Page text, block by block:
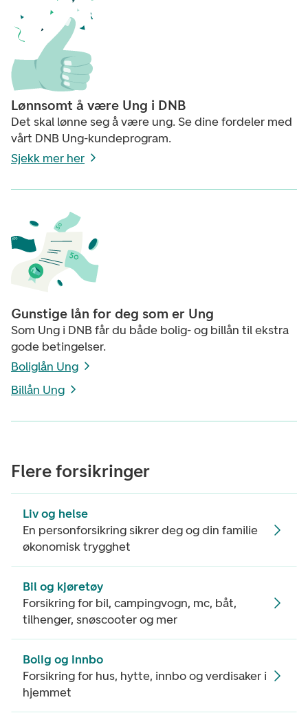
Lønnsomt å være Ung i DNB
Det skal lønne seg å være ung. Se dine fordeler med
vårt DNB Ung-kundeprogram.
Sjekk mer her
Gunstige lån for deg som er Ung
Som Ung i DNB får du både bolig- og billån til ekstra
gode betingelser.
Boliglån Ung
Billån Ung
Flere forsikringer
Liv og helse
En personforsikring sikrer deg og din familie
økonomisk trygghet
Bil og kjøretøy
Forsikring for bil, campingvogn, mc, båt,
tilhenger, snøscooter og mer
Bolig og innbo
Forsikring for hus, hytte, innbo og verdisaker i
hjemmet